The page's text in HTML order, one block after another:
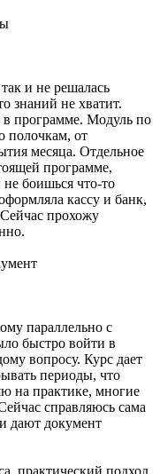
и не решалась
знаний не хватит.
программе. Модуль по
полочкам, от
месяца. Отдельное
программе,
боишься что-то
кассу и банк,
прохожу
параллельно с
быстро войти в
вопросу. Курс дает
периоды, что
на практике, многие
справляюсь сама
дают документ
практический подход,